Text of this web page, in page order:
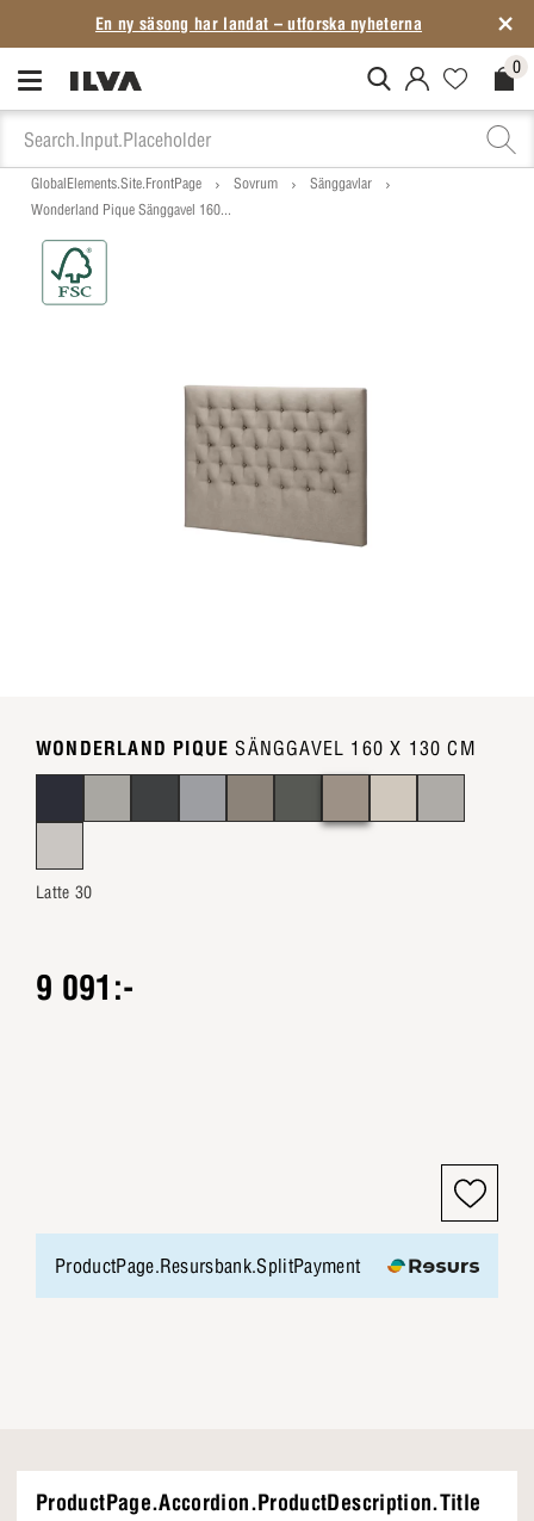
En ny säsong har landat – utforska nyheterna
MitIlva.Login 0
GlobalElements.Site.FrontPage Sovrum
Sänggavlar
Wonderland Pique Sänggavel 160...
WONDERLAND PIQUE SÄNGGAVEL 160 X 130 CM
Latte 30
9 091:-
ProductPage.Resursbank.SplitPayment
ProductPage.Accordion.ProductDescription.Title